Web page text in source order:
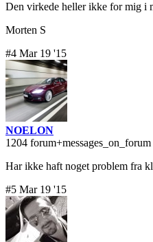
Den virkede heller ikke for mig i
Morten S
#4 Mar 19 '15
NOELON
1204 forum+messages_on_forum
Har ikke haft noget problem fra
#5 Mar 19 '15